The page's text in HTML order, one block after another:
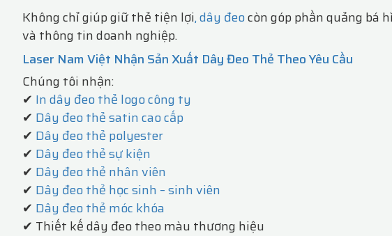
Không chỉ giúp giữ thẻ tiện lợi, dây đeocòn góp phần quảng bá
và thông tin doanh nghiệp.
Laser Nam Việt Nhận Sản Xuất Dây Đeo Thẻ Theo Yêu Cầu
Chúng tôi nhận:
✔ In dây đeo thẻ logo công ty
✔ Dây đeo thẻ satin cao cấp
✔ Dây đeo thẻ polyester
✔ Dây đeo thẻ sự kiện
✔ Dây đeo thẻ nhân viên
✔ Dây đeo thẻ học sinh – sinh viên
✔ Dây đeo thẻ móc khóa
✔ Thiết kế dây đeo theo màu thương hiệu